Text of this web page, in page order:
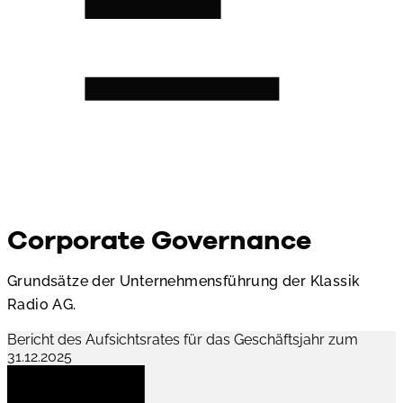
Corporate Governance
Grundsätze der Unternehmensführung der Klassik
Radio AG.
Bericht des Aufsichtsrates für das Geschäftsjahr zum
31.12.2025